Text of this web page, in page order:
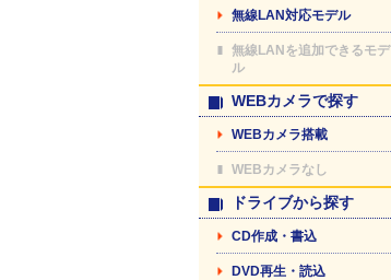
無線LAN対応モデル
無線LANを追加できるモデ
ル
WEBカメラで探す
WEBカメラ搭載
WEBカメラなし
ドライブから探す
CD作成・書込
DVD再生・読込